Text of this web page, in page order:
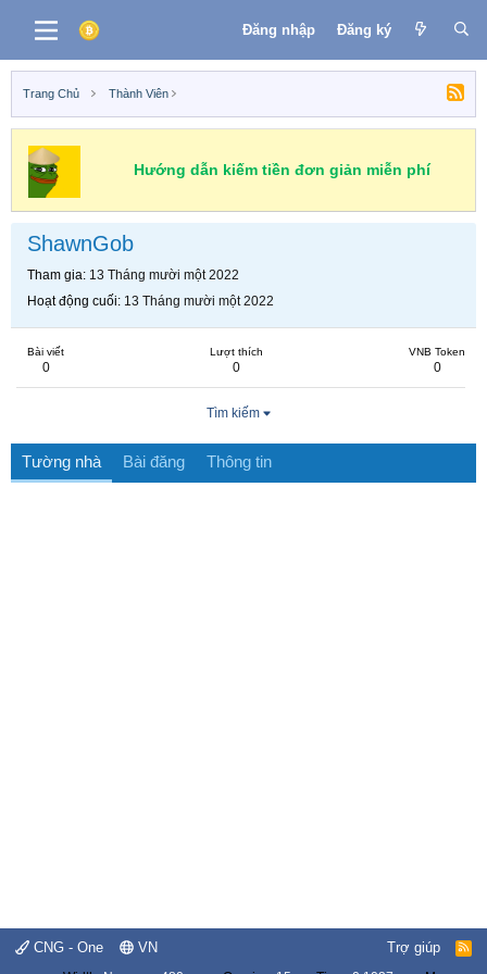
Đăng nhập Đăng ký
Trang Chủ Thành Viên
Hướng dẫn kiếm tiền đơn giản miễn phí
ShawnGob
Tham gia 13 Tháng mười một 2022
Hoạt động cuối 13 Tháng mười một 2022
Bài viết
0
Lượt thích
0
VNB Token
0
Tìm kiếm
Tường nhà Bài đăng Thông tin
CNG - One VN Trợ giúp
R